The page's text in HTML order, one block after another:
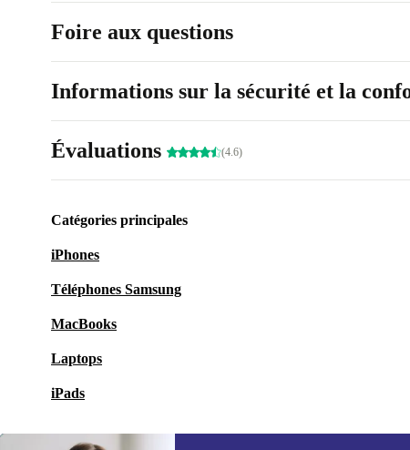
Foire aux questions
Informations sur la sécurité et la
Évaluations (4.6)
Catégories principales
iPhones
Téléphones Samsung
MacBooks
Laptops
iPads